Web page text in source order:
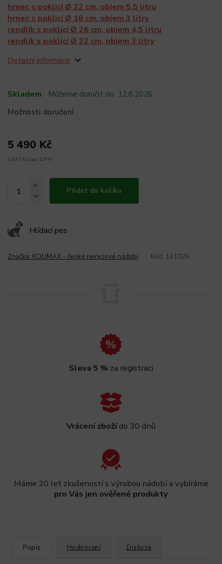
Skladem Můžeme doručit do: 12.8.2026
Možnosti doručení
5 490 Kč
4 537 Kč bez DPH
Přidat do košíku
Hlídací pes
hrnec s poklicí Ø 22 cm, objem 5,5 litru
hrnec s poklicí Ø 18 cm, objem 3 litry
rendlík s poklicí Ø 26 cm, objem 4,5 litru
rendlík s poklicí Ø 22 cm, objem 3 litry
Detailní informace
Značka: KOLIMAX - české nerezové nádobí Kód: 141026
Sleva 5 % za registraci
Vrácení zbožído 30 dnů
Máme 20 let zkušeností s výrobou nádobí a vybíráme
pro Vás jen ověřené produkty
Popis Hodnocení Diskuze